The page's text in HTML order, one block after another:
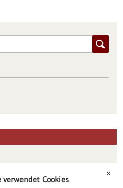
✕
verwendet Cookies